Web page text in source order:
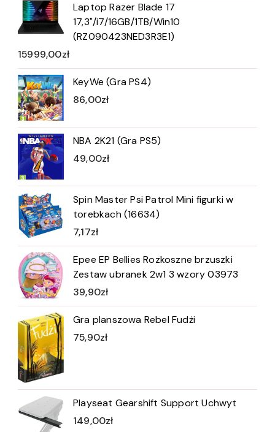
Laptop Razer Blade 17
17,3"/i7/16GB/1TB/Win10
(RZ090423NED3R3E1)
15999,00zł
KeyWe (Gra PS4)
86,00zł
NBA 2K21 (Gra PS5)
49,00zł
Spin Master Psi Patrol Mini figurki w
torebkach (16634)
7,17zł
Epee EP Bellies Rozkoszne brzuszki
Zestaw ubranek 2w1 3 wzory 03973
39,90zł
Gra planszowa Rebel Fudżi
75,90zł
Playseat Gearshift Support Uchwyt
149,00zł